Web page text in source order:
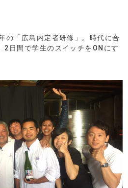
の「広島内定者研修」。時代に合
2日間で学生のスイッチをONにす